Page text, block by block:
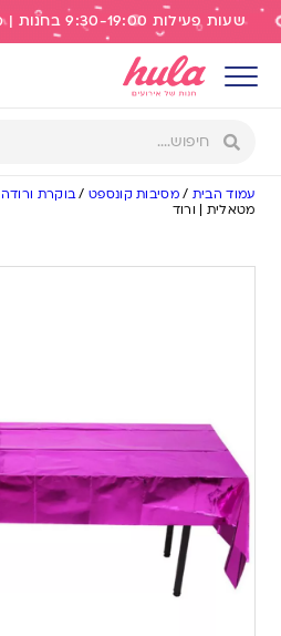
שעות פעילות 9:30-19:00 בחנות | משלוח חינם מעל 299 ש"ח
עמוד הבית /מסיבות קונספט/בוקרת ורודה
מטאלית | ורוד